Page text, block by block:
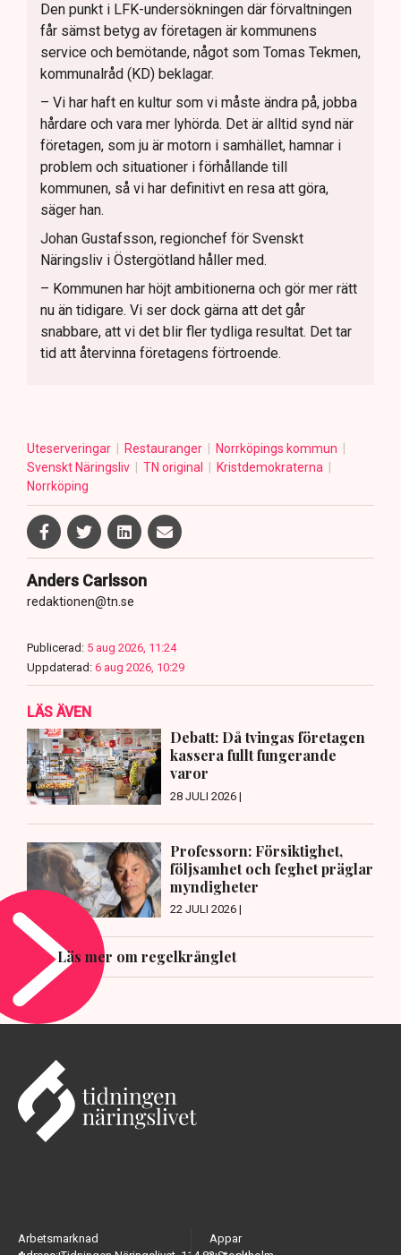
Den punkt i LFK-undersökningen där förvaltningen
får sämst betyg av företagen är kommunens
service och bemötande, något som Tomas Tekmen,
kommunalråd (KD) beklagar.
– Vi har haft en kultur som vi måste ändra på, jobba
hårdare och vara mer lyhörda. Det är alltid synd när
företagen, som ju är motorn i samhället, hamnar i
problem och situationer i förhållande till
kommunen, så vi har definitivt en resa att göra,
säger han.
Johan Gustafsson, regionchef för Svenskt
Näringsliv i Östergötland håller med.
– Kommunen har höjt ambitionerna och gör mer rätt
nu än tidigare. Vi ser dock gärna att det går
snabbare, att vi det blir fler tydliga resultat. Det tar
tid att återvinna företagens förtroende.
Uteserveringar Restauranger
Norrköpings kommun
Svenskt Näringsliv
TN original
Kristdemokraterna
Norrköping
Anders Carlsson
redaktionen@tn.se
Publicerad: 5 aug 2026, 11:24
Uppdaterad: 6 aug 2026, 10:29
LÄS ÄVEN
Debatt: Då tvingas företagen
kassera fullt fungerande
varor
28 JULI 2026 |
Professorn: Försiktighet,
följsamhet och feghet präglar
myndigheter
22 JULI 2026 |
Läs mer om regelkrånglet
Arbetsmarknad
Appar